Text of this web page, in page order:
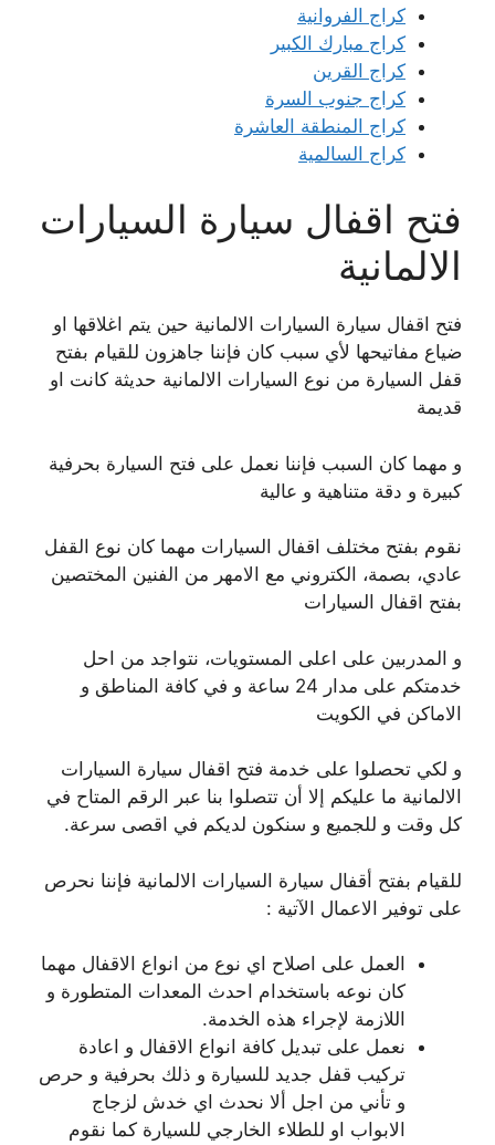
كراج الفروانية
كراج مبارك الكبير
كراج القرين
كراج جنوب السرة
كراج المنطقة العاشرة
كراج السالمية
فتح اقفال سيارة السيارات
الالمانية
فتح اقفال سيارة السيارات الالمانية حين يتم اغلاقها او
ضياع مفاتيحها لأي سبب كان فإننا جاهزون للقيام بفتح
قفل السيارة من نوع السيارات الالمانية حديثة كانت او
قديمة
و مهما كان السبب فإننا نعمل على فتح السيارة بحرفية
كبيرة و دقة متناهية و عالية
نقوم بفتح مختلف اقفال السيارات مهما كان نوع القفل
عادي، بصمة، الكتروني مع الامهر من الفنين المختصين
بفتح اقفال السيارات
و المدربين على اعلى المستويات، نتواجد من احل
خدمتكم على مدار 24 ساعة و في كافة المناطق و
الاماكن في الكويت
و لكي تحصلوا على خدمة فتح اقفال سيارة السيارات
الالمانية ما عليكم إلا أن تتصلوا بنا عبر الرقم المتاح في
كل وقت و للجميع و سنكون لديكم في اقصى سرعة.
للقيام بفتح أقفال سيارة السيارات الالمانية فإننا نحرص
على توفير الاعمال الآتية :
العمل على اصلاح اي نوع من انواع الاقفال مهما
كان نوعه باستخدام احدث المعدات المتطورة و
اللازمة لإجراء هذه الخدمة.
نعمل على تبديل كافة انواع الاقفال و اعادة
تركيب قفل جديد للسيارة و ذلك بحرفية و حرص
و تأني من اجل ألا نحدث اي خدش لزجاج
الابواب او للطلاء الخارجي للسيارة كما نقوم